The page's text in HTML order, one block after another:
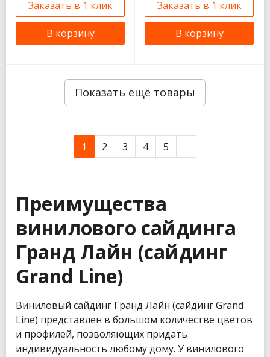
Заказать в 1 клик
В корзину
Заказать в 1 клик
В корзину
Показать ещё товары
1 2 3 4 5
Преимущества
винилового сайдинга
Гранд Лайн (сайдинг
Grand Line)
Виниловый сайдинг Гранд Лайн (сайдинг Grand
Line) представлен в большом количестве цветов
и профилей, позволяющих придать
индивидуальность любому дому. У винилового